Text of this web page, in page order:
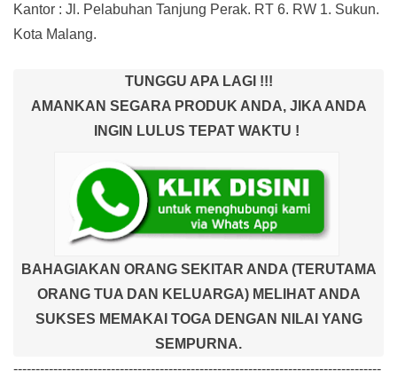
Kantor : Jl. Pelabuhan Tanjung Perak. RT 6. RW 1. Sukun.
Kota Malang.
TUNGGU APA LAGI !!!
AMANKAN SEGARA PRODUK ANDA, JIKA ANDA
INGIN LULUS TEPAT WAKTU !
BAHAGIAKAN ORANG SEKITAR ANDA (TERUTAMA
ORANG TUA DAN KELUARGA) MELIHAT ANDA
SUKSES MEMAKAI TOGA DENGAN NILAI YANG
SEMPURNA.
-----------------------------------------------------------------------------------